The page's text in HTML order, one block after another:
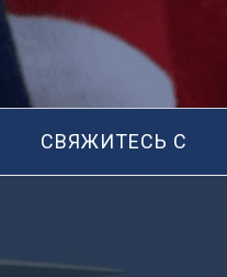
СВЯЖИТЕСЬ С